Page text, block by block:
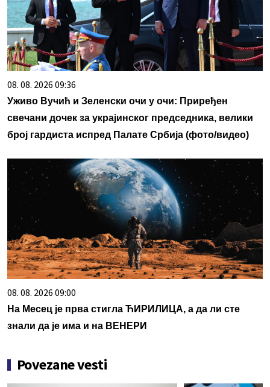
08. 08. 2026 09:36
Уживо Вучић и Зеленски очи у очи: Приређен
свечани дочек за украјинског председника, велики
број гардиста испред Палате Србија (фото/видео)
08. 08. 2026 09:00
На Месец је прва стигла ЋИРИЛИЦА, а да ли сте
знали да је има и на ВЕНЕРИ
Povezane vesti